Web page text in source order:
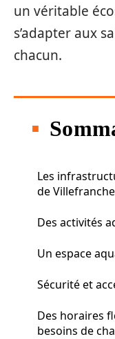
un véritable
s’adapter aux
chacun.
Les
de
Des activités
Un espace
Sécurité et
Des horaires
besoins de